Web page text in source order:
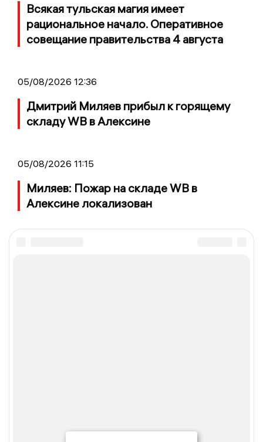
Всякая тульская магия имеет
рациональное начало. Оперативное
совещание правительства 4 августа
05/08/2026 12:36
Дмитрий Миляев прибыл к горящему
складу WB в Алексине
05/08/2026 11:15
Миляев: Пожар на складе WB в
Алексине локализован